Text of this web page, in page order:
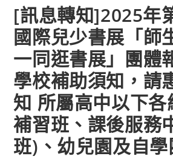
[訊息轉知]2025年
國際兒少書展「師
一同逛書展」團體
學校補助須知，請
知 所屬高中以下各
補習班、課後服務
班)、幼兒園及自